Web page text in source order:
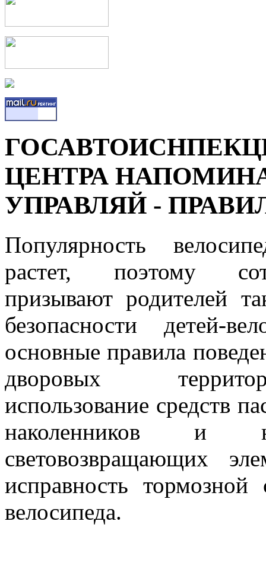
ЦЕНТРА
УПРАВЛЯЙ -
Популярность
растет, поэтому
призывают родителей
безопасности детей-
основные правила
дворовых
использование средств
наколенников и
световозвращающих
исправность
велосипеда.